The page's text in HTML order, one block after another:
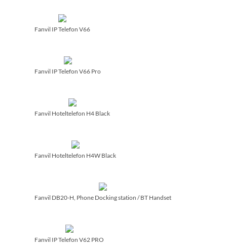
Fanvil IP Telefon V66
Fanvil IP Telefon V66 Pro
Fanvil Hoteltelefon H4 Black
Fanvil Hoteltelefon H4W Black
Fanvil DB20-H, Phone Docking station /­ BT Handset
Fanvil IP Telefon V62 PRO